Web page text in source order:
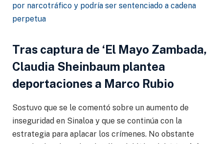
por narcotráfico y podría ser sentenciado a cadena
perpetua
Tras captura de ‘El Mayo Zambada,
Claudia Sheinbaum plantea
deportaciones a Marco Rubio
Sostuvo que se le comentó sobre un aumento de
inseguridad en Sinaloa y que se continúa con la
estrategia para aplacar los crímenes. No obstante